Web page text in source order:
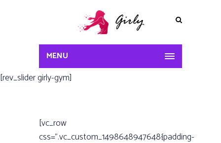
MENU
[rev_slider girly-gym]
[vc_row
css=”.vc_custom_1498648947648{padding-